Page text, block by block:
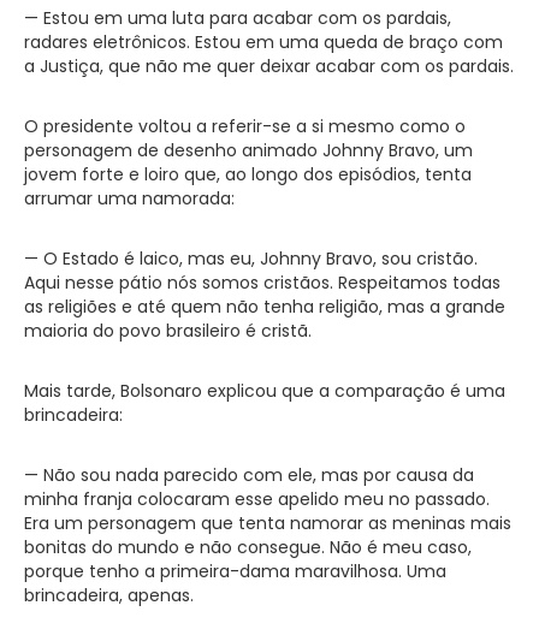
— Estou em uma luta para acabar com os pardais,
radares eletrônicos. Estou em uma queda de braço com
a Justiça, que não me quer deixar acabar com os pardais.
O presidente voltou a referir-se a si mesmo como o
personagem de desenho animado Johnny Bravo, um
jovem forte e loiro que, ao longo dos episódios, tenta
arrumar uma namorada:
— O Estado é laico, mas eu, Johnny Bravo, sou cristão.
Aqui nesse pátio nós somos cristãos. Respeitamos todas
as religiões e até quem não tenha religião, mas a grande
maioria do povo brasileiro é cristã.
Mais tarde, Bolsonaro explicou que a comparação é uma
brincadeira:
— Não sou nada parecido com ele, mas por causa da
minha franja colocaram esse apelido meu no passado.
Era um personagem que tenta namorar as meninas mais
bonitas do mundo e não consegue. Não é meu caso,
porque tenho a primeira-dama maravilhosa. Uma
brincadeira, apenas.